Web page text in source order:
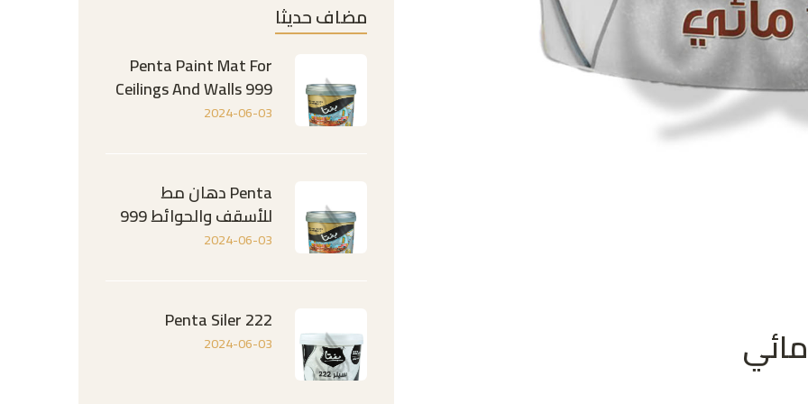
مضاف حديثا
Penta Paint Mat For
Ceilings And Walls 999
2024-06-03
Penta دهان مط
للأسقف والحوائط 999
2024-06-03
Penta Siler 222
2024-06-03